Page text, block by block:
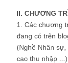
II. CHƯƠNG
1. Các chương
đang có trên
(Nghề Nhân
cao thu nhập ...)